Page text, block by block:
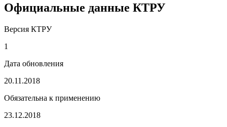
Официальные данные КТРУ
Версия КТРУ
1
Дата обновления
20.11.2018
Обязательна к применению
23.12.2018